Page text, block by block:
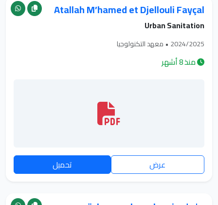
Atallah M’hamed et Djellouli Fayçal
Urban Sanitation
2024/2025 • معهد التكنولوجيا
منذ 8 أشهر
عرض تحميل